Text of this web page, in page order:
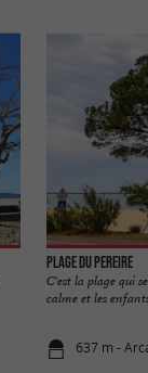
Plage du Pereire
C'est la plage qui
calme et les
637 m -